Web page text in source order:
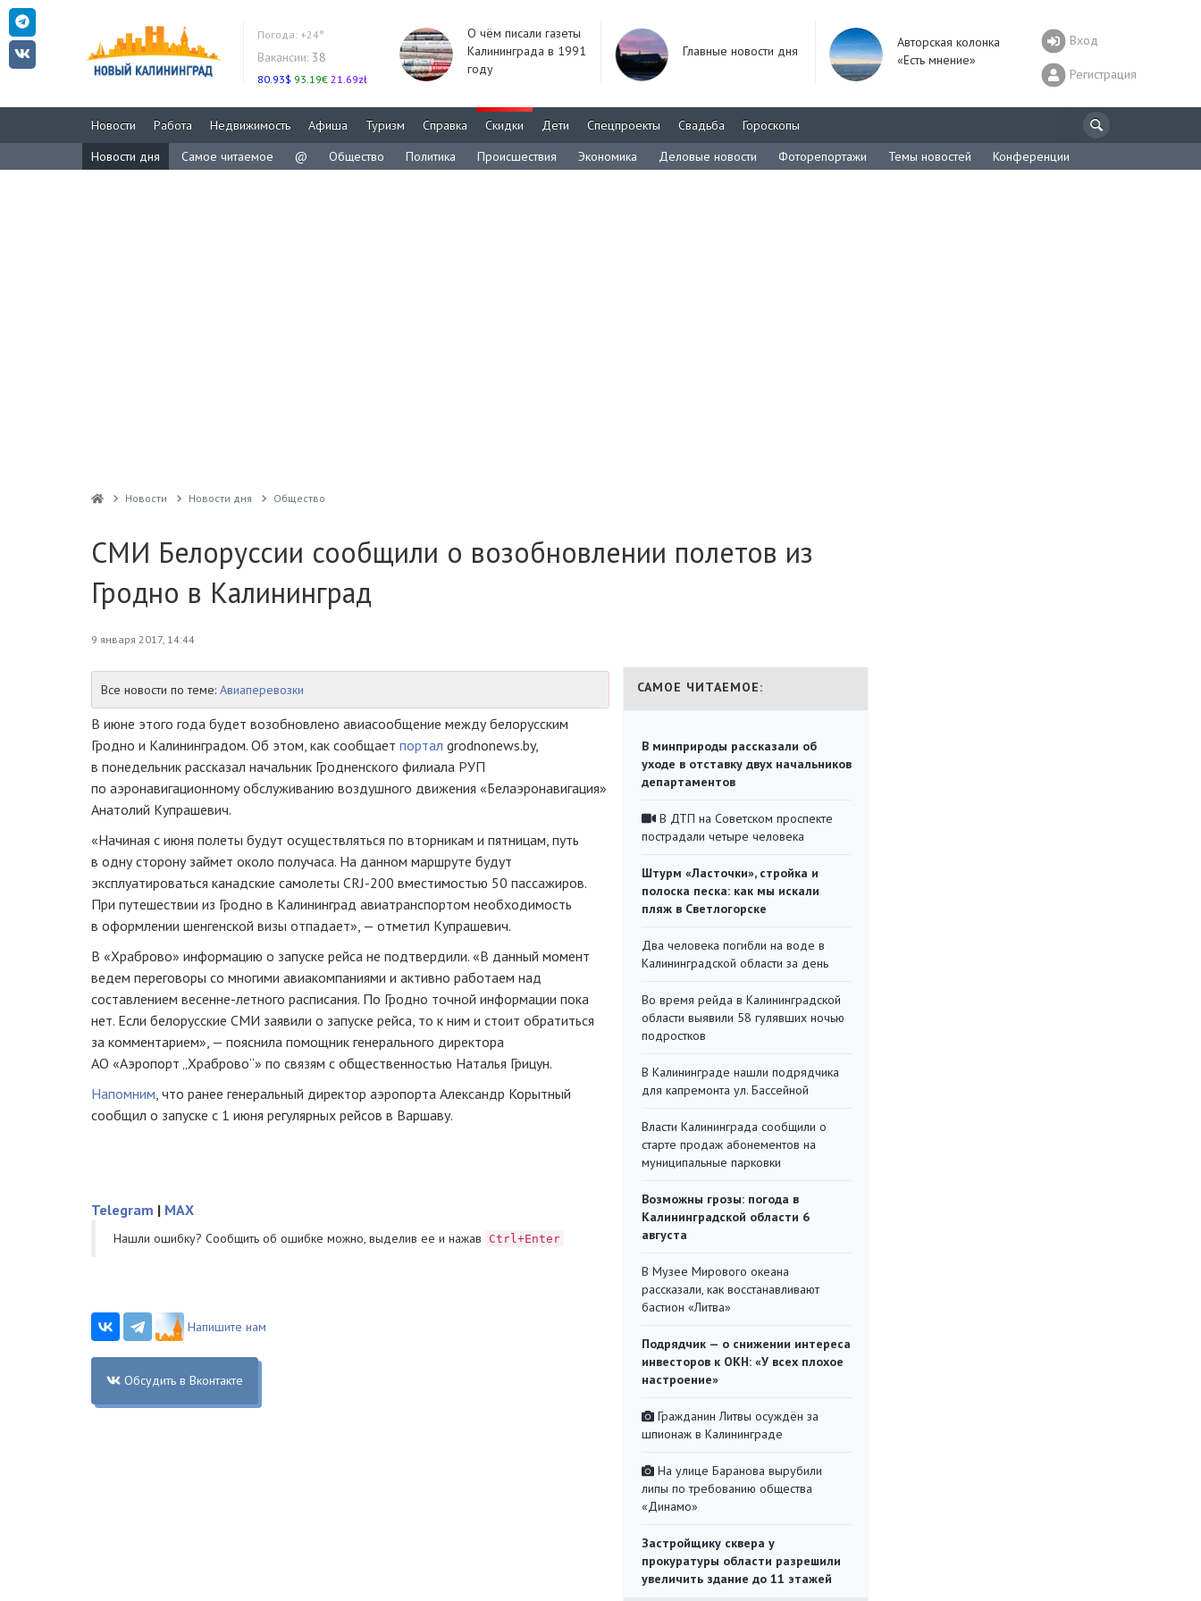
Погода: +24°
Вакансии: 38
80.93$ 93.19€ 21.69zł
О чём писали газеты
Калининграда в 1991
году
Главные новости дня
Авторская колонка
«Есть мнение»
Вход
Регистрация
Новости Работа Недвижимость Афиша Туризм Справка Скидки Дети Спецпроекты Свадьба
Гороскопы
Новости дня
Самое читаемое @ Общество Политика Происшествия Экономика Деловые новости Фоторепортажи Темы новостей Конференции
Новости Новости дня Общество
СМИ Белоруссии сообщили о возобновлении полетов из
Гродно в Калининград
9 января 2017, 14:44
Все новости по теме: Авиаперевозки
В июне этого года будет возобновлено авиасообщение между белорусским
Гродно и Калининградом. Об этом, как сообщает портал grodnonews.by,
в понедельник рассказал начальник Гродненского филиала РУП
по аэронавигационному обслуживанию воздушного движения «Белаэронавигация»
Анатолий Купрашевич.
«Начиная с июня полеты будут осуществляться по вторникам и пятницам, путь
в одну сторону займет около получаса. На данном маршруте будут
эксплуатироваться канадские самолеты CRJ-200 вместимостью 50 пассажиров.
При путешествии из Гродно в Калининград авиатранспортом необходимость
в оформлении шенгенской визы отпадает», — отметил Купрашевич.
В «Храброво» информацию о запуске рейса не подтвердили. «В данный момент
ведем переговоры со многими авиакомпаниями и активно работаем над
составлением весенне-летного расписания. По Гродно точной информации пока
нет. Если белорусские СМИ заявили о запуске рейса, то к ним и стоит обратиться
за комментарием», — пояснила помощник генерального директора
АО «Аэропорт „Храброво“» по связям с общественностью Наталья Грицун.
Напомним, что ранее генеральный директор аэропорта Александр Корытный
сообщил о запуске с 1 июня регулярных рейсов в Варшаву.
Telegram | MAX
Нашли ошибку? Cообщить об ошибке можно, выделив ее и нажав Ctrl+Enter
Напишите нам
Обсудить в Вконтакте
САМОЕ ЧИТАЕМОЕ:
В минприроды рассказали об
уходе в отставку двух начальников
департаментов
В ДТП на Советском проспекте
пострадали четыре человека
Штурм «Ласточки», стройка и
полоска песка: как мы искали
пляж в Светлогорске
Два человека погибли на воде в
Калининградской области за день
Во время рейда в Калининградской
области выявили 58 гулявших ночью
подростков
В Калининграде нашли подрядчика
для капремонта ул. Бассейной
Власти Калининграда сообщили о
старте продаж абонементов на
муниципальные парковки
Возможны грозы: погода в
Калининградской области 6
августа
В Музее Мирового океана
рассказали, как восстанавливают
бастион «Литва»
Подрядчик — о снижении интереса
инвесторов к ОКН: «У всех плохое
настроение»
Гражданин Литвы осуждён за
шпионаж в Калининграде
На улице Баранова вырубили
липы по требованию общества
«Динамо»
Застройщику сквера у
прокуратуры области разрешили
увеличить здание до 11 этажей